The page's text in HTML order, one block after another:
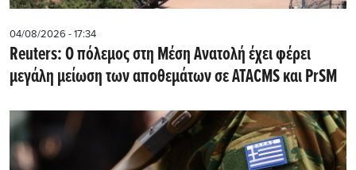
04/08/2026 - 17:34
Reuters: Ο πόλεμος στη Μέση Ανατολή έχει φέρει
μεγάλη μείωση των αποθεμάτων σε ATACMS και PrSM